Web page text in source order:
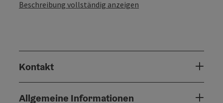
Beschreibung vollständig anzeigen
Kontakt
Allgemeine Informationen